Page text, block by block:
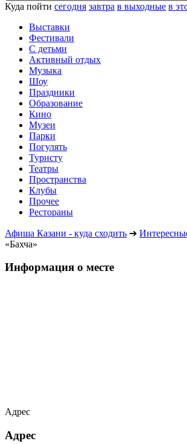
Куда пойти сегодня завтра в выходные в
Выставки
Фестивали
С детьми
Активный отдых
Музыка
Шоу
Праздники
Образование
Кино
Музеи
Парки
Погулять
Туристу
Театры
Пространства
Клубы
Прочее
Рестораны
Афиша Казани - куда сходить ➔
«Бахча»
Информация о месте
Адрес
Адрес